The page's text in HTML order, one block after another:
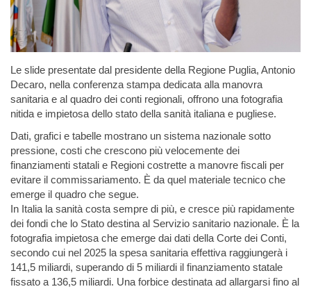
Le slide presentate dal presidente della Regione Puglia, Antonio
Decaro, nella conferenza stampa dedicata alla manovra
sanitaria e al quadro dei conti regionali, offrono una fotografia
nitida e impietosa dello stato della sanità italiana e pugliese.
Dati, grafici e tabelle mostrano un sistema nazionale sotto
pressione, costi che crescono più velocemente dei
finanziamenti statali e Regioni costrette a manovre fiscali per
evitare il commissariamento. È da quel materiale tecnico che
emerge il quadro che segue.
In Italia la sanità costa sempre di più, e cresce più rapidamente
dei fondi che lo Stato destina al Servizio sanitario nazionale. È la
fotografia impietosa che emerge dai dati della Corte dei Conti,
secondo cui nel 2025 la spesa sanitaria effettiva raggiungerà i
141,5 miliardi, superando di 5 miliardi il finanziamento statale
fissato a 136,5 miliardi. Una forbice destinata ad allargarsi fino al